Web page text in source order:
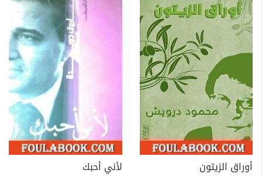
أوراق الزيتون
لأني أحبك